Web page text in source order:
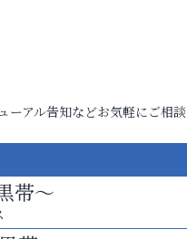
ーアル告知などお気軽にご相
帯～